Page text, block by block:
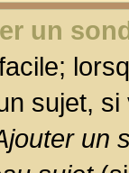
un
sujet,
un